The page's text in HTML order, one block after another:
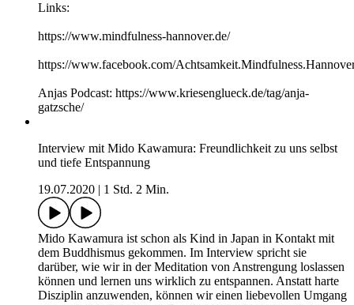
Links:
https://www.mindfulness-hannover.de/
https://www.facebook.com/
Anjas Podcast: https://www.kriesenglueck.de/tag/anja-
gatzsche/
Interview mit Mido Kawamura: Freundlichkeit zu uns selbst
und tiefe Entspannung
19.07.2020
1 Std. 2 Min.
Mido Kawamura ist schon als Kind in Japan in Kontakt mit
dem Buddhismus gekommen. Im Interview spricht sie
darüber, wie wir in der Meditation von Anstrengung loslassen
können und lernen uns wirklich zu entspannen. Anstatt harte
Disziplin anzuwenden, können wir einen liebevollen Umgang